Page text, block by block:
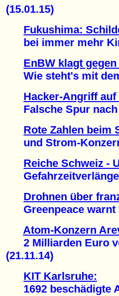
(15.01.15)
Fukushima:
bei immer mehr
EnBW klagt
Wie steht's mit
Hacker-Angriff
Falsche Spur nach
Rote Zahlen beim
und Strom-
Reiche Schweiz -
Drohnen über
Greenpeace warnt
Atom-Konzern
2 Milliarden Euro
(21.11.14)
KIT Karlsruhe:
1692 beschädigte